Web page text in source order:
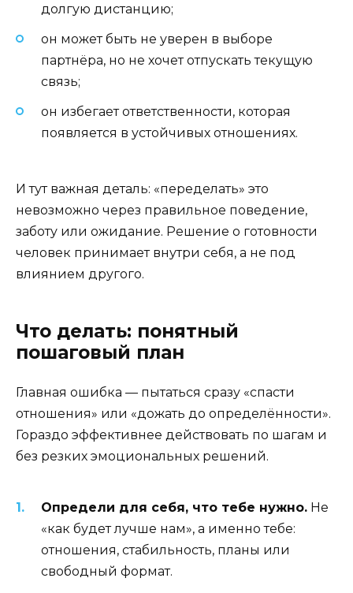
долгую дистанцию;
он может быть не уверен в выборе
партнёра, но не хочет отпускать текущую
связь;
он избегает ответственности, которая
появляется в устойчивых отношениях.
И тут важная деталь: «переделать» это
невозможно через правильное поведение,
заботу или ожидание. Решение о готовности
человек принимает внутри себя, а не под
влиянием другого.
Что делать: понятный
пошаговый план
Главная ошибка — пытаться сразу «спасти
отношения» или «дожать до определённости».
Гораздо эффективнее действовать по шагам и
без резких эмоциональных решений.
Определи для себя, что тебе нужно. Не
«как будет лучше нам», а именно тебе:
отношения, стабильность, планы или
свободный формат.